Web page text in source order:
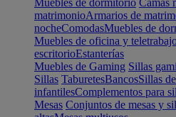
Muebles de dormitorio Camas
matrimonioArmarios de
nocheComodasMuebles de
Muebles de oficina y
escritorioEstanterías
Muebles de Gaming Sillas
Sillas TaburetesBancosSillas
infantilesComplementos para
Mesas Conjuntos de mesas y